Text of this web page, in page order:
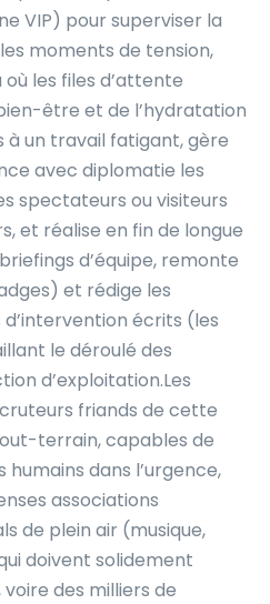
VIP) pour superviser la
moments de tension,
les files d’attente
être et de l’hydratation
à un travail fatigant, gère
avec diplomatie les
spectateurs ou visiteurs
et réalise en fin de longue
d’équipe, remonte
et rédige les
écrits (les
le déroulé des
d’exploitation.Les
friands de cette
terrain, capables de
dans l’urgence,
associations
de plein air (musique,
doivent solidement
des milliers de